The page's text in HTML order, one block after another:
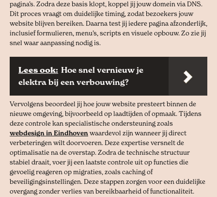
pagina’s. Zodra deze basis klopt, koppel jij jouw domein via DNS.
Dit proces vraagt om duidelijke timing, zodat bezoekers jouw
website blijven bereiken. Daarna test jij iedere pagina afzonderlijk,
inclusief formulieren, menu’s, scripts en visuele opbouw. Zo zie jij
snel waar aanpassing nodig is.
Lees ook: Hoe snel vernieuw je
elektra bij een verbouwing?
Vervolgens beoordeel jij hoe jouw website presteert binnen de
nieuwe omgeving, bijvoorbeeld op laadtijden of opmaak. Tijdens
deze controle kan specialistische ondersteuning zoals
webdesign in Eindhoven waardevol zijn wanneer jij direct
verbeteringen wilt doorvoeren. Deze expertise versnelt de
optimalisatie na de overstap. Zodra de technische structuur
stabiel draait, voer jij een laatste controle uit op functies die
gevoelig reageren op migraties, zoals caching of
beveiligingsinstellingen. Deze stappen zorgen voor een duidelijke
overgang zonder verlies van bereikbaarheid of functionaliteit.